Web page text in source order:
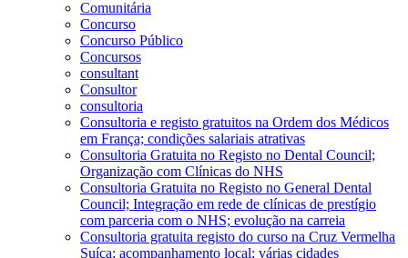
Comunitária
Concurso
Concurso Público
Concursos
consultant
Consultor
consultoria
Consultoria e registo gratuitos na Ordem dos Médicos
em França; condições salariais atrativas
Consultoria Gratuita no Registo no Dental Council;
Organização com Clínicas do NHS
Consultoria Gratuita no Registo no General Dental
Council; Integração em rede de clínicas de prestígio
com parceria com o NHS; evolução na carreia
Consultoria gratuita registo do curso na Cruz Vermelha
Suíça; acompanhamento local; várias cidades